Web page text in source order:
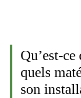
Qu’est-
quels
son